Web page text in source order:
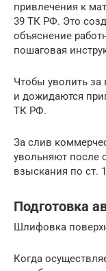
привлечения к
39 ТК РФ. Это
объяснение
пошаговая
Чтобы уволить
и дожидаются
ТК РФ.
За слив
увольняют после
взыскания по ст.
Подготовка
Шлифовка
Когда